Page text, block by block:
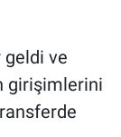
geldi ve
girişimlerini